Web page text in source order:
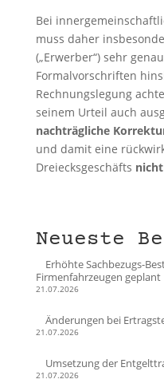
Bei
muss daher
(„Erwerber“) sehr
Formalvorschriften
Rechnungslegung
seinem Urteil auch
nachträgliche
und damit eine
Dreiecksgeschäfts
Neueste
Erhöhte Sachbezugs-
Firmenfahrzeugen geplant
21.07.2026
Änderungen bei
21.07.2026
Umsetzung der
21.07.2026